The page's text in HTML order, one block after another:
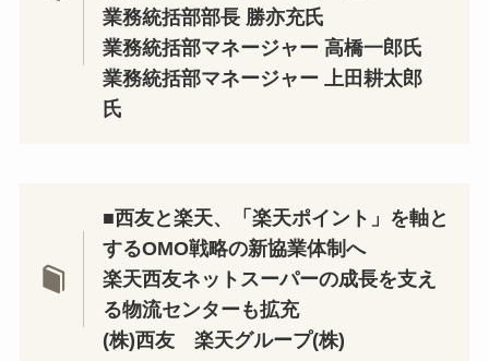
業務統括部部長 勝亦充氏
業務統括部マネージャー 高橋一郎氏
業務統括部マネージャー 上田耕太郎
氏
■西友と楽天、「楽天ポイント」を軸と
するOMO戦略の新協業体制へ
楽天西友ネットスーパーの成長を支え
る物流センターも拡充
(株)西友 楽天グループ(株)